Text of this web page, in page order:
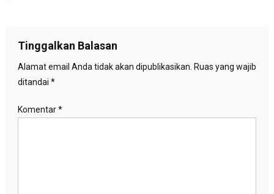
Tinggalkan Balasan
Alamat email Anda tidak akan dipublikasikan. Ruas yang wajib
ditandai *
Komentar*